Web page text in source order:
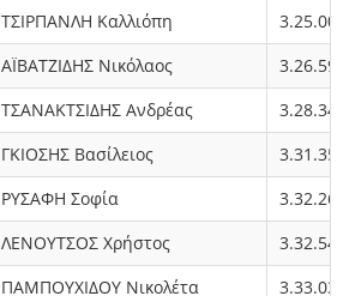
ΤΣΙΡΠΑΝΛΗ Καλλιόπη
3.25.00
ΑΪΒΑΤΖΙΔΗΣ Νικόλαος
3.26.59
ΤΣΑΝΑΚΤΣΙΔΗΣ Ανδρέας
3.28.34
ΓΚΙΟΣΗΣ Βασίλειος
3.31.35
ΡΥΣΑΦΗ Σοφία
3.32.26
ΛΕΝΟΥΤΣΟΣ Χρήστος
3.32.54
ΠΑΜΠΟΥΧΙΔΟΥ Νικολέτα
3.33.03